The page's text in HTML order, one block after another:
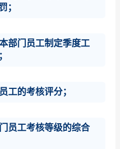
；
门员工制定季度工
的考核评分；
工考核等级的综合